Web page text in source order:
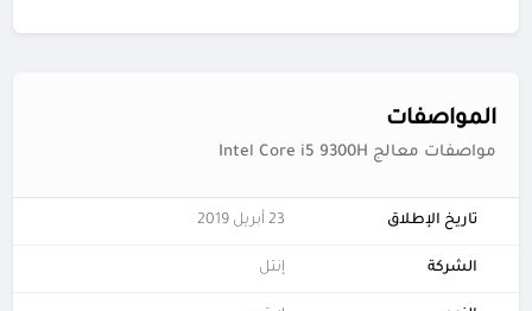
المواصفات
مواصفات معالج Intel Core i5 9300H
تاريخ الإطلاق 23 أبريل 2019
الشركة إنتل